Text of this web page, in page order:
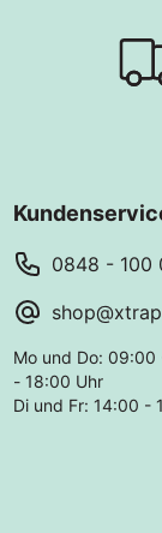
0848 - 100
Mo und Do: 09:00
- 18:00 Uhr
Di und Fr: 14:00 -